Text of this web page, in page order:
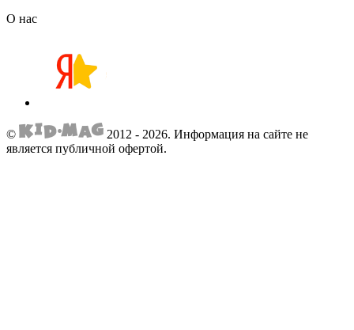
О нас
© 2012 - 2026. Информация на сайте не
является публичной офертой.